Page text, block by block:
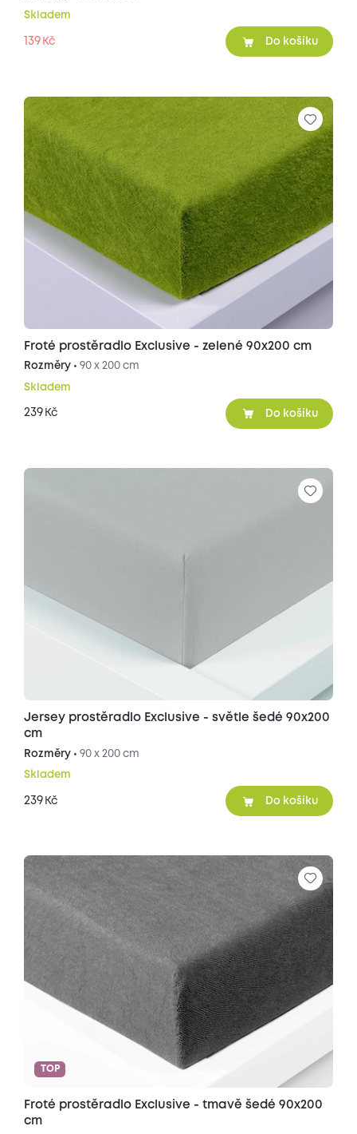
Skladem
139 Kč Do košíku
Froté prostěradlo Exclusive - zelené 90x200 cm
Rozměry • 90 x 200 cm
Skladem
239 Kč Do košíku
Jersey prostěradlo Exclusive - světle šedé 90x200
cm
Rozměry • 90 x 200 cm
Skladem
239 Kč Do košíku
TOP
Froté prostěradlo Exclusive - tmavě šedé 90x200
cm